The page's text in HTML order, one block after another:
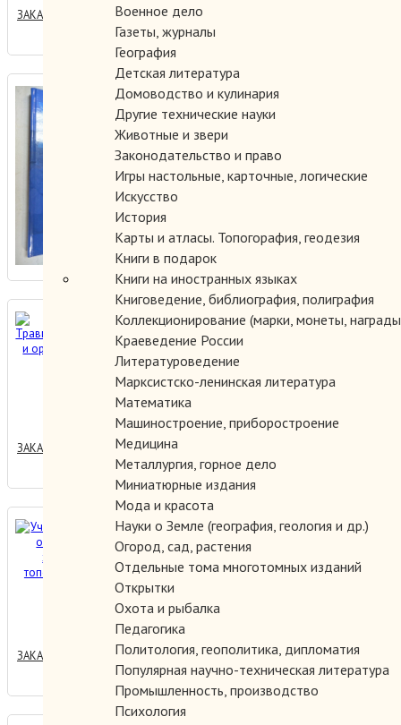
Военное дело
Газеты, журналы
География
Детская литература
Домоводство и кулинария
Другие технические науки
Животные и звери
Законодательство и право
Игры настольные, карточные, логические
Искусство
История
Карты и атласы. Топогорафия, геодезия
Книги в подарок
Книги на иностранных языках
Книговедение, библиография, полиграфия
Коллекционирование (марки, монеты,
Краеведение России
Литературоведение
Марксистско-ленинская литература
Математика
Машиностроение, приборостроение
Медицина
Металлургия, горное дело
Миниатюрные издания
Мода и красота
Науки о Земле (география, геология и др.)
Огород, сад, растения
Отдельные тома многотомных изданий
Открытки
Охота и рыбалка
Педагогика
Политология, геополитика, дипломатия
Популярная научно-техническая литература
Промышленность, производство
Психология
ЗАКАЗАТЬ
Симуляционное обучение по
хирургии
900.00 руб.
ЗАКАЗАТЬ
Травматологическая и
ортопедическая помощь.
150.00 руб.
ЗАКАЗАТЬ
Учебные карты по
оперативной хирургии и
топографической анатомии.
1000.00 руб.
ЗАКАЗАТЬ